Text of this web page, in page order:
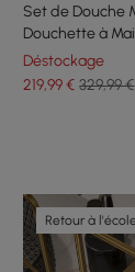
Set de Douche
Douchette à
Déstockage
219,99€ 329,99 €
Retour à